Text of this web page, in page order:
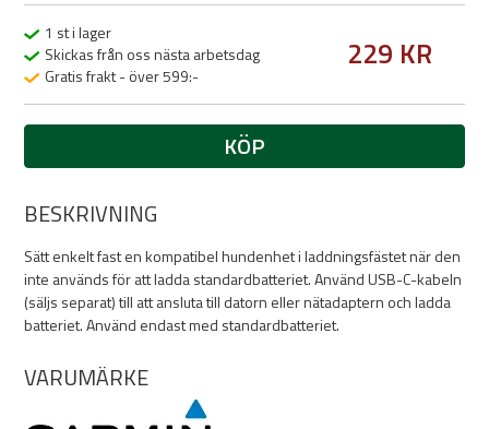
1 st i lager
Skickas från oss nästa arbetsdag
Gratis frakt - över 599:-
229 KR
KÖP
BESKRIVNING
Sätt enkelt fast en kompatibel hundenhet i laddningsfästet när den
inte används för att ladda standardbatteriet. Använd USB-C-kabeln
(säljs separat) till att ansluta till datorn eller nätadaptern och ladda
batteriet. Använd endast med standardbatteriet.
VARUMÄRKE